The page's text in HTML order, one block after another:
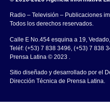
Radio – Televisión – Publicaciones
Todos los derechos reservados.
Calle E No.454 esquina a 19,
Teléf: (+53) 7 838 3496, (+53) 7 838
Prensa Latina © 2023 .
Sitio diseñado y desarrollado por el
Dirección Técnica de Prensa Latina.